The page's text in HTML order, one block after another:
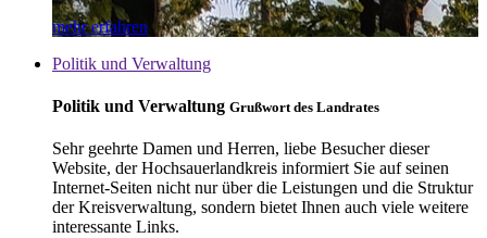
mehr erfahren
Politik und Verwaltung
Politik und Verwaltung Grußwort des Landrates
Sehr geehrte Damen und Herren, liebe Besucher dieser
Website, der Hochsauerlandkreis informiert Sie auf seinen
Internet-Seiten nicht nur über die Leistungen und die Struktur
der Kreisverwaltung, sondern bietet Ihnen auch viele weitere
interessante Links.